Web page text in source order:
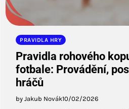
PRAVIDLA HRY
Pravidla rohového
fotbale: Provádění,
hráčů
by Jakub Novák10/02/2026